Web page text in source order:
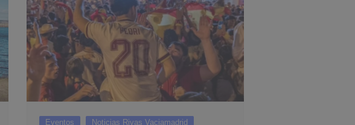
Eventos Noticias Rivas Vaciamadrid